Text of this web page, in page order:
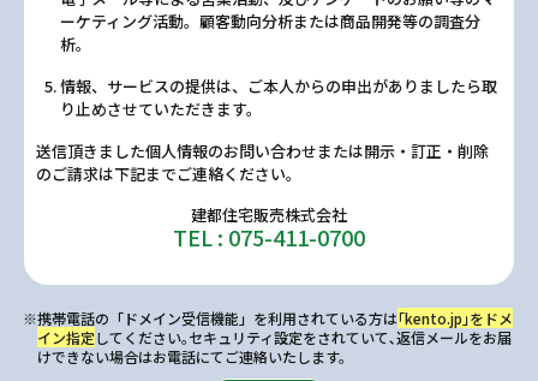
ーケティング活動。顧客動向分析または商品開発等の調査分
析。
情報、サービスの提供は、ご本人からの申出がありましたら取
り止めさせていただきます。
送信頂きました個人情報のお問い合わせまたは開示・訂正・削除
のご請求は下記までご連絡ください。
建都住宅販売株式会社
TEL : 075-411-0700
※携帯電話の「ドメイン受信機能」を利用されている方は｢kento.jp｣をドメ
イン指定してください｡セキュリティ設定をされていて､返信メールをお届
けできない場合はお電話にてご連絡いたします。